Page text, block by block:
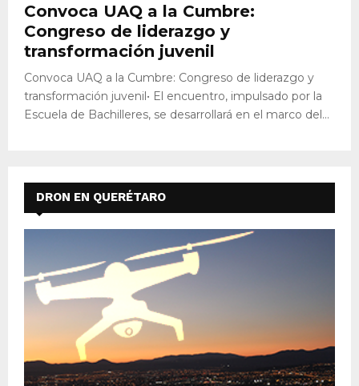
Convoca UAQ a la Cumbre:
Congreso de liderazgo y
transformación juvenil
Convoca UAQ a la Cumbre: Congreso de liderazgo y
transformación juvenil• El encuentro, impulsado por la
Escuela de Bachilleres, se desarrollará en el marco del...
DRON EN QUERÉTARO